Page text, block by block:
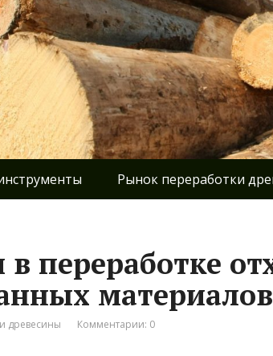
Рынок переработки
переработке
древесины Комментарии: 0